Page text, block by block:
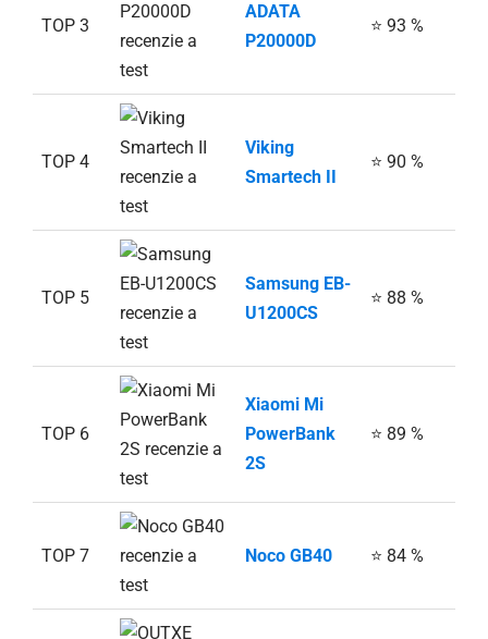
TOP 3
ADATA
P20000D
⭐ 93 %
TOP 4
Viking
Smartech II
⭐ 90 %
TOP 5
Samsung EB-
U1200CS
⭐ 88 %
TOP 6
Xiaomi Mi
PowerBank
2S
⭐ 89 %
TOP 7 Noco GB40 ⭐ 84 %